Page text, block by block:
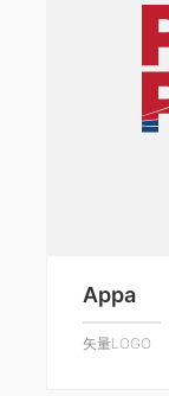
Appa
矢量LOGO